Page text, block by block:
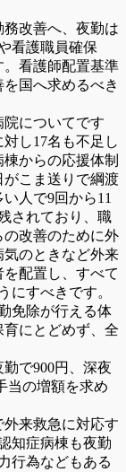
改善へ、夜勤は
看護職員確保
看護師配置基準
国へ求めるべき
についてです
し17名も不足し
からの応援体制
こま送りで綱渡
人で9回から11
されており、職
の改善のために外
のときなど外来
配置し、すべて
にすべきです。
免除が行える体
にとどめず、全
で900円、深夜
当の増額を求め
来救急に対応す
知症病棟も夜勤
行為などもある